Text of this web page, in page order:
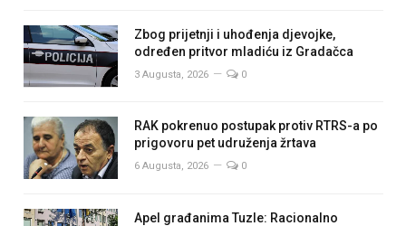
Zbog prijetnji i uhođenja djevojke,
određen pritvor mladiću iz Gradačca
3 Augusta, 2026 0
RAK pokrenuo postupak protiv RTRS-a po
prigovoru pet udruženja žrtava
6 Augusta, 2026 0
Apel građanima Tuzle: Racionalno